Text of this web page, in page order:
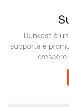
Dunkest è
supporta e